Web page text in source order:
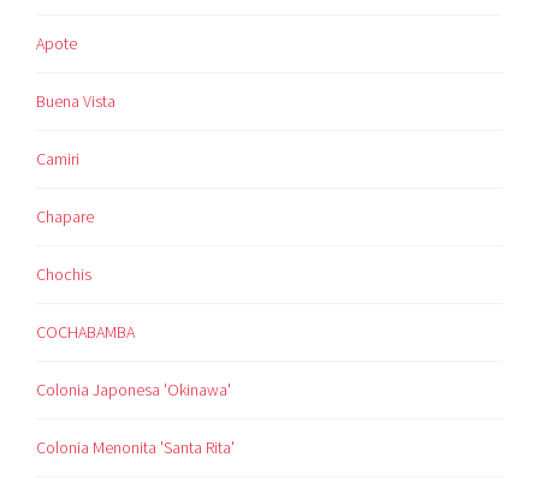
Apote
Buena Vista
Camiri
Chapare
Chochis
COCHABAMBA
Colonia Japonesa 'Okinawa'
Colonia Menonita 'Santa Rita'